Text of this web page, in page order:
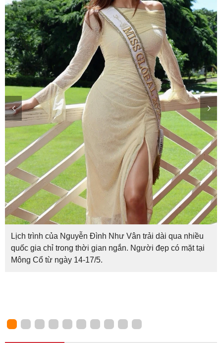
Lịch trình của Nguyễn Đình Như Vân trải dài qua nhiều
quốc gia chỉ trong thời gian ngắn. Người đẹp có mặt tại
Mông Cổ từ ngày 14-17/5.